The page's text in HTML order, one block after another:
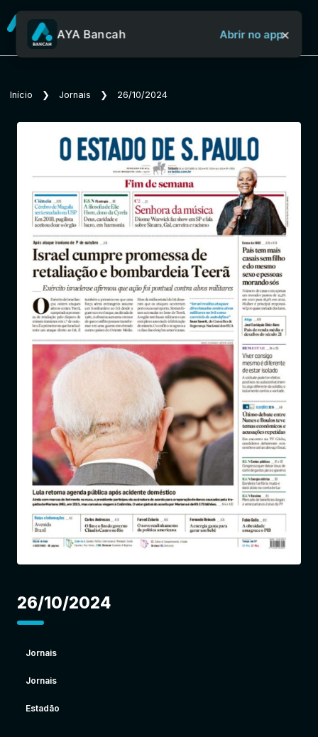
Sobre o Aya Bancah
Início
Revistas
Jornais
Notícias
Entrar
AYA Bancah Abrir no app×
Início ❯ Jornais ❯ 26/10/2024
26/10/2024
Jornais
Jornais
Estadão